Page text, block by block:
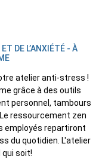
DE L’ANXIÉTÉ - À
atelier anti-stress !
grâce à des outils
personnel, tambours
ressourcement zen
employés repartiront
du quotidien. L'atelier
qui soit!